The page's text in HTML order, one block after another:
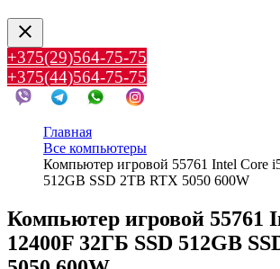
clear
+375(29)564-75-75
+375(44)564-75-75
Главная
Все компьютеры
Компьютер игровой 55761 Intel Core
512GB SSD 2TB RTX 5050 600W
Компьютер игровой 55761
12400F 32ГБ SSD 512GB